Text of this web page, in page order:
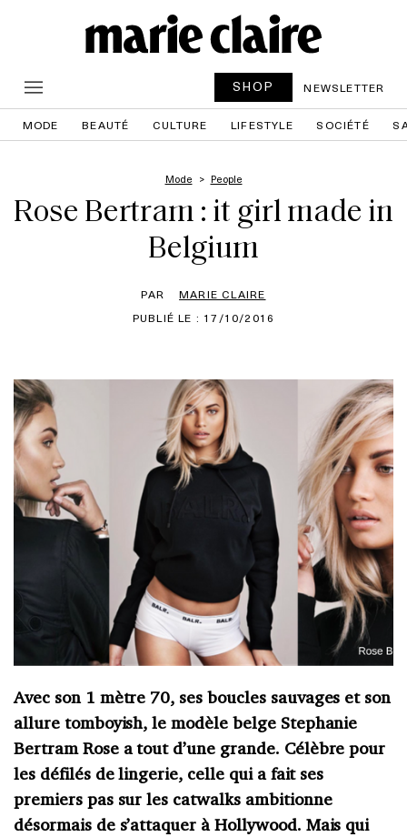
SHOP NEWSLETTER
MODE BEAUTÉ CULTURE LIFESTYLE SOCIÉTÉ
Mode People
Rose Bertram : it girl made in
Belgium
PAR
MARIE CLAIRE
PUBLIÉ LE : 17/10/2016
Avec son 1 mètre 70, ses boucles sauvages et son
allure tomboyish, le modèle belge Stephanie
Bertram Rose a tout d’une grande. Célèbre pour
les défilés de lingerie, celle qui a fait ses
premiers pas sur les catwalks ambitionne
désormais de s’attaquer à Hollywood. Mais qui